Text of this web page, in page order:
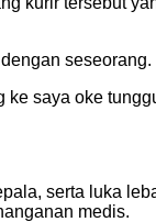
seseorang.
saya oke
serta luka
medis.